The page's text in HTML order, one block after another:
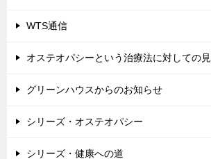
WTS通信
オステオパシーという治療法に対しての
グリーンハウスからのお知らせ
シリーズ・オステオパシー
シリーズ・健康への道